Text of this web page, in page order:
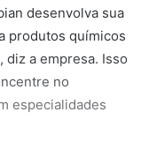
desenvolva sua
produtos químicos
diz a empresa. Isso
no
especialidades